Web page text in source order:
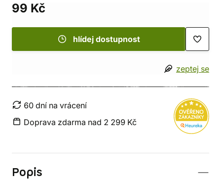
99 Kč
hlídej dostupnost
zeptej se
60 dní na vrácení
Doprava zdarma nad 2 299 Kč
Popis